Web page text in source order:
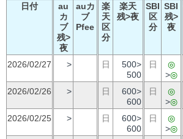
日付
au
カ
ブ
残>
夜
auカ
ブ
Pfee
楽
天
区
分
楽天
残>夜
SBI
区
分
SBI
残>
夜
2026/02/27
> 日
500>
500
日
◎
>◎
2026/02/26
> 日
600>
600
日
◎
>◎
2026/02/25
> 日
600>
600
日
◎
>◎